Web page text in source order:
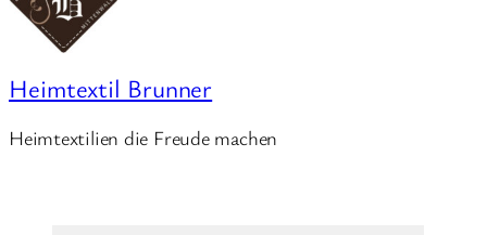
Heimtextil Brunner
Heimtextilien die Freude machen